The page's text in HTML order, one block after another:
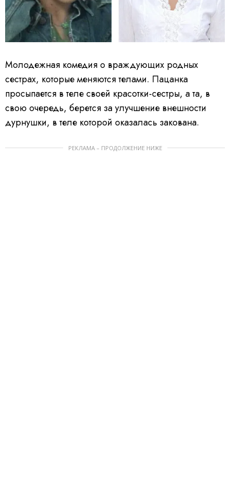
Молодежная комедия о враждующих родных
сестрах, которые меняются телами. Пацанка
просыпается в теле своей красотки-сестры, а та, в
свою очередь, берется за улучшение внешности
дурнушки, в теле которой оказалась закована.
РЕКЛАМА – ПРОДОЛЖЕНИЕ НИЖЕ